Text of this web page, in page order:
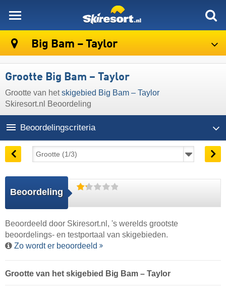
Big Bam – Taylor
Grootte Big Bam – Taylor
Grootte van hetskigebied Big Bam – Taylor
Skiresort.nl Beoordeling
Beoordelingscriteria
Beoordeling
Beoordeeld door Skiresort.nl , 's werelds grootste
beoordelings- en testportaal van skigebieden.
Zo wordt er beoordeeld
Grootte van het skigebied Big Bam – Taylor